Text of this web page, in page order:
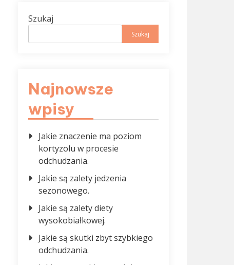
Szukaj
Szukaj
Najnowsze
wpisy
Jakie znaczenie ma poziom
kortyzolu w procesie
odchudzania.
Jakie są zalety jedzenia
sezonowego.
Jakie są zalety diety
wysokobiałkowej.
Jakie są skutki zbyt szybkiego
odchudzania.